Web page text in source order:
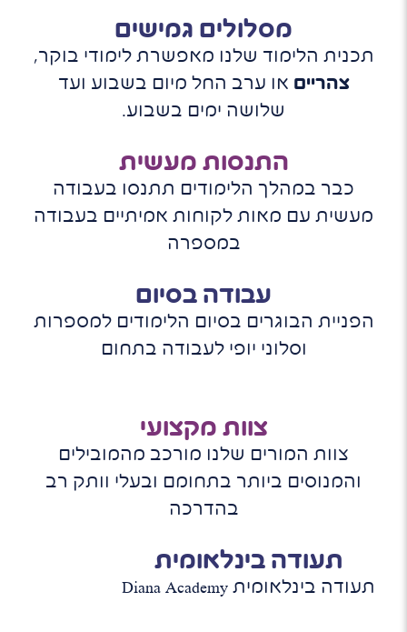
מסלולים גמישים
תכנית הלימוד שלנו מאפשרת לימודי בוקר,
צהריים או ערב החל מיום בשבוע ועד
שלושה ימים בשבוע.
התנסות מעשית
כבר במהלך הלימודים תתנסו בעבודה
מעשית עם מאות לקוחות אמיתיים בעבודה
במספרה
עבודה בסיום
הפניית הבוגרים בסיום הלימודים למספרות
וסלוני יופי לעבודה בתחום
צוות מקצועי
צוות המורים שלנו מורכב מהמובילים
והמנוסים ביותר בתחומם ובעלי וותק רב
בהדרכה
תעודה בינלאומית
תעודה בינלאומית Diana Academy